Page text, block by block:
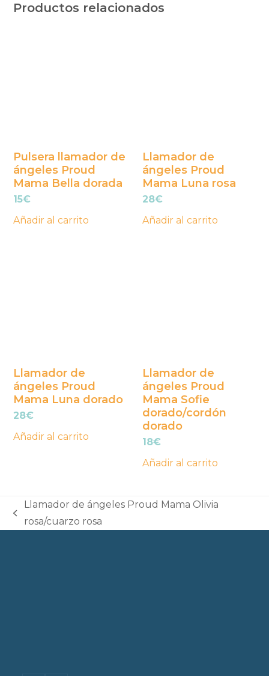
Productos relacionados
Pulsera llamador de
ángeles Proud
Mama Bella dorada
15€
Añadir al carrito
Llamador de
ángeles Proud
Mama Luna rosa
28€
Añadir al carrito
Llamador de
ángeles Proud
Mama Luna dorado
28€
Añadir al carrito
Llamador de
ángeles Proud
Mama Sofie
dorado/cordón
dorado
18€
Añadir al carrito
previous
Llamador de ángeles Proud Mama Olivia
rosa/cuarzo rosa